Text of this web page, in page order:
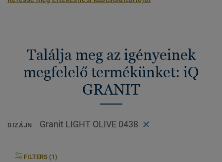
Találja meg az igényeinek
megfelelő termékünket: iQ
GRANIT
DIZÁJN Granit LIGHT OLIVE 0438
FILTERS (1)